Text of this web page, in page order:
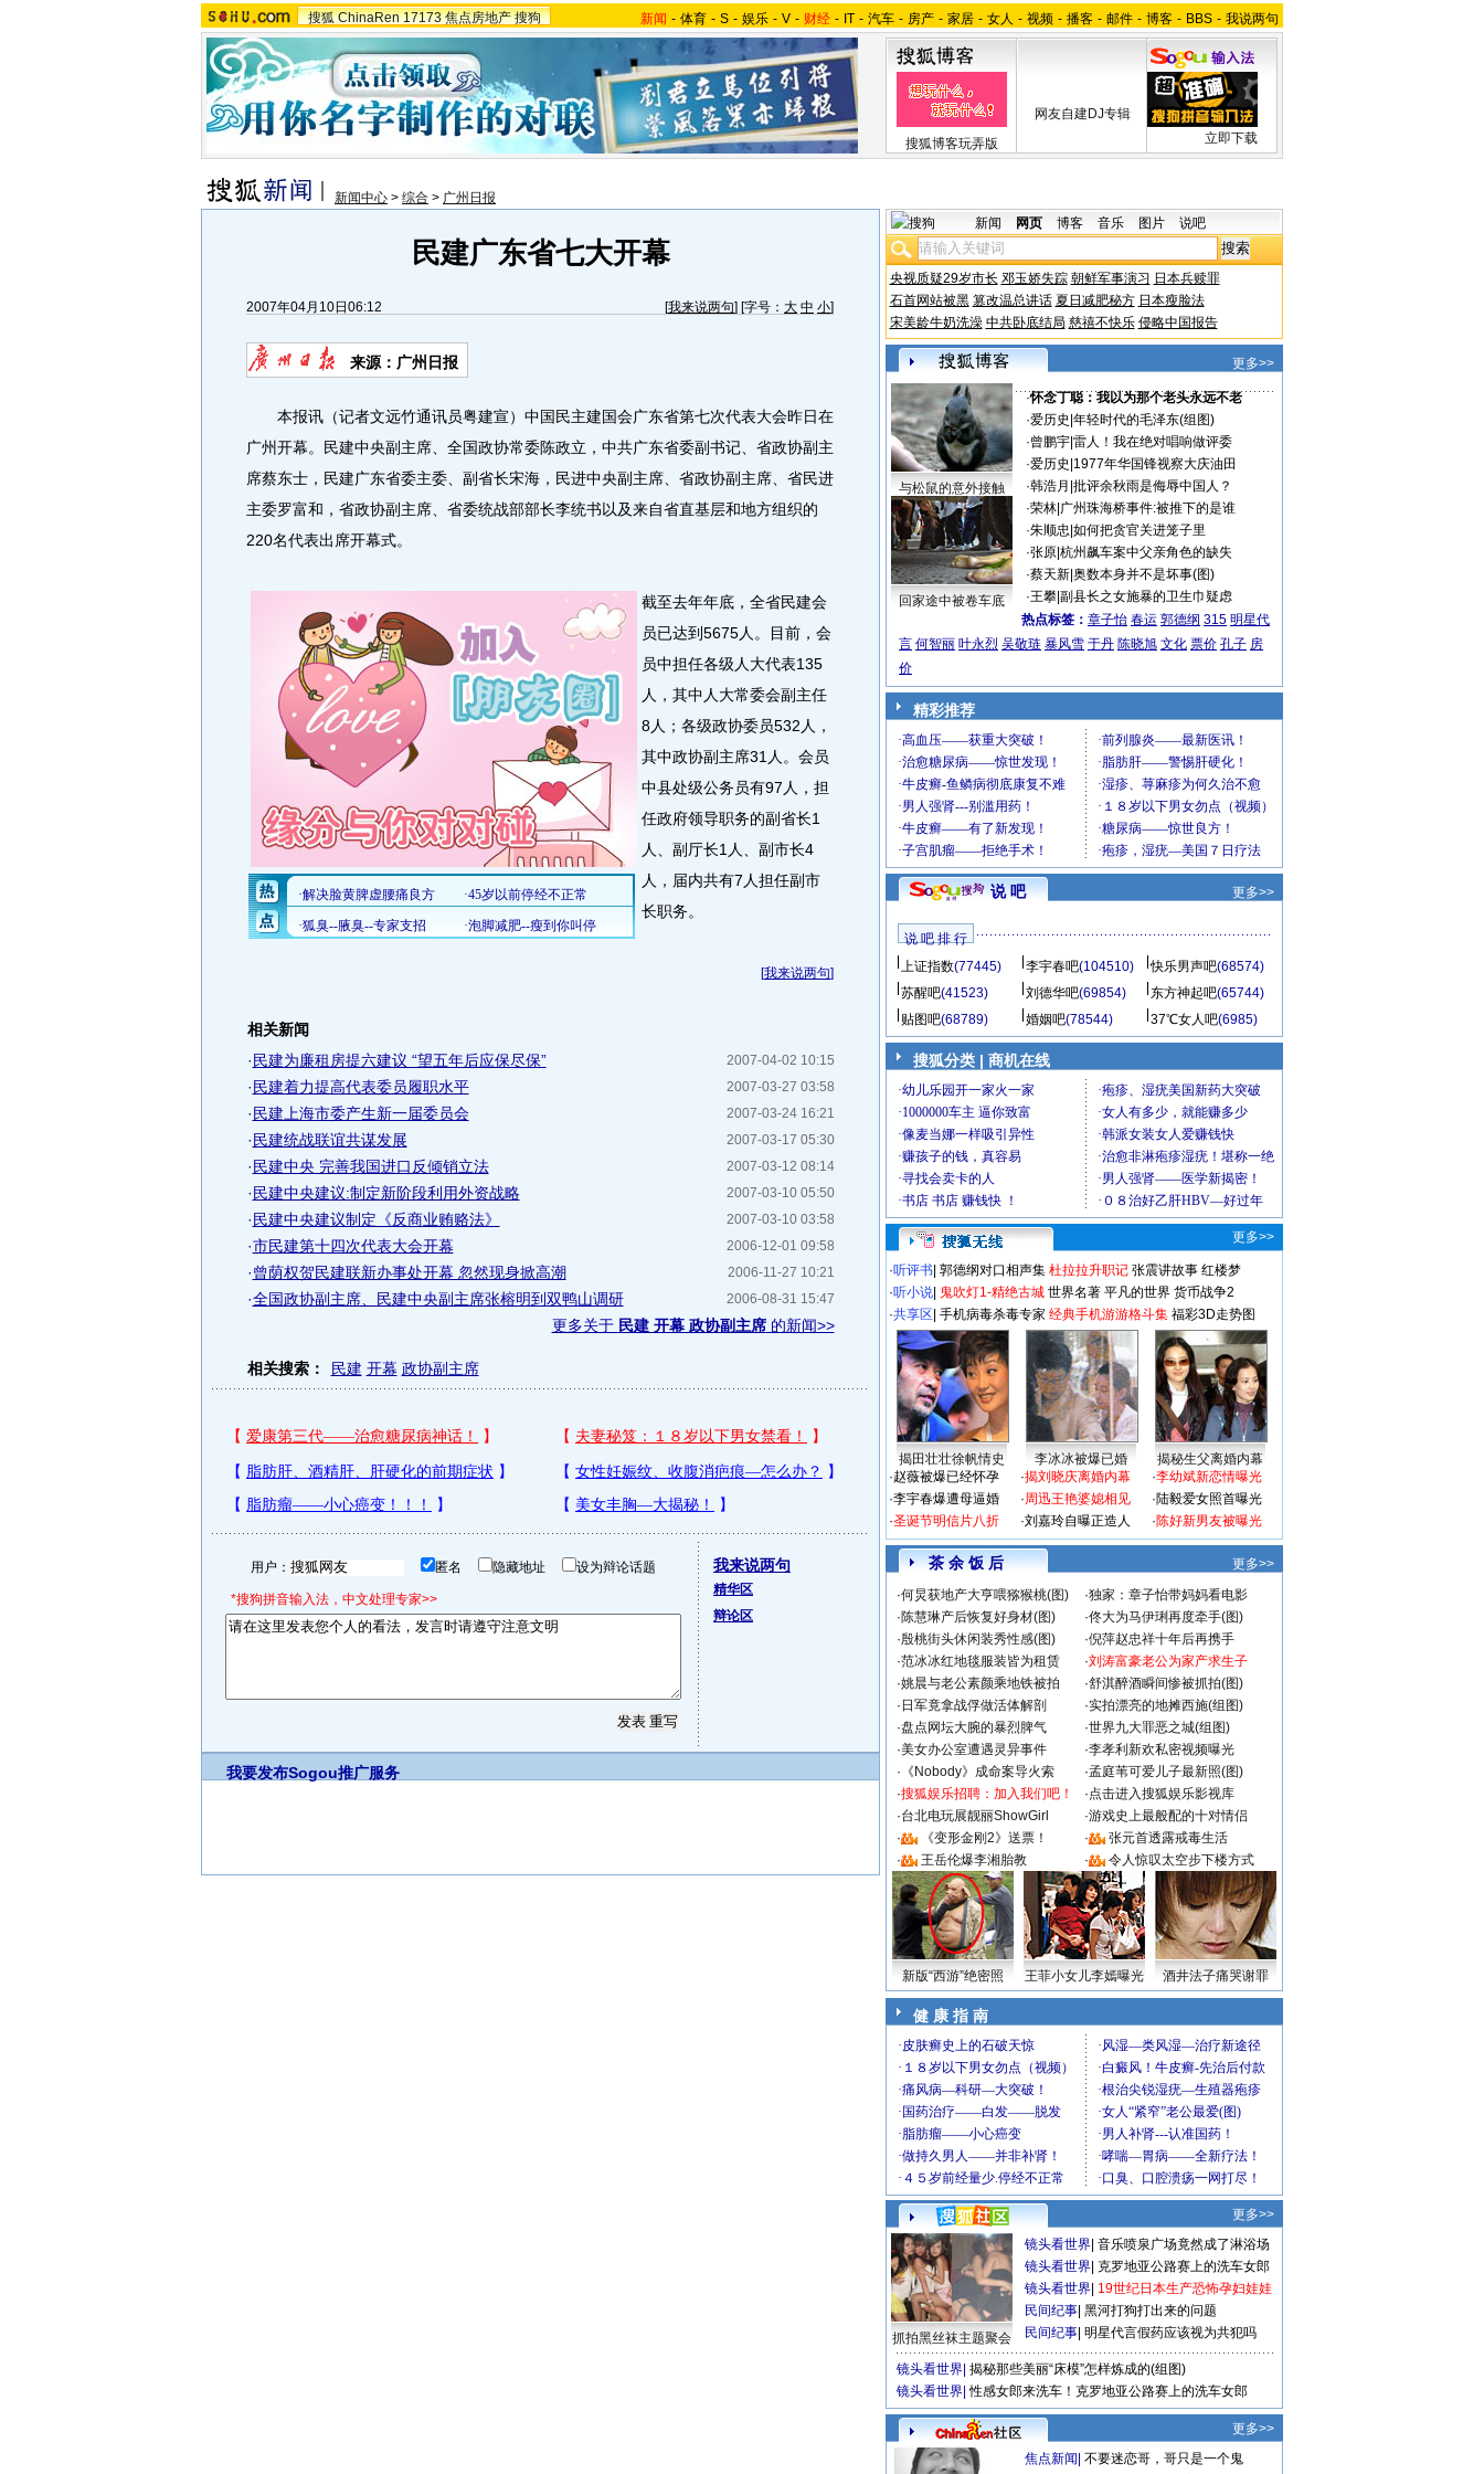
搜狐 ChinaRen 17173 焦点房地产 搜狗 新闻 - 体育 - S - 娱乐 - V - 财经 - IT - 汽车 - 房产 - 家居 - 女人 - 视频 - 播客 - 邮件 - 博客 - BBS - 我说两句
搜狐博客玩弄版
网友自建DJ专辑
立即下载
新闻中心 > 综合 > 广州日报
民建广东省七大开幕
2007年04月10日06:12 [我来说两句] [字号： 大 中 小]
来源：广州日报
本报讯（记者文远竹通讯员粤建宣）中国民主建国会广东省第七次代表大会昨日在
广州开幕。民建中央副主席、全国政协常委陈政立，中共广东省委副书记、省政协副主
席蔡东士，民建广东省委主委、副省长宋海，民进中央副主席、省政协副主席、省民进
主委罗富和，省政协副主席、省委统战部部长李统书以及来自省直基层和地方组织的
220名代表出席开幕式。
截至去年年底，全省民建会
员已达到5675人。目前，会
员中担任各级人大代表135
人，其中人大常委会副主任
8人；各级政协委员532人，
其中政协副主席31人。会员
中县处级公务员有97人，担
任政府领导职务的副省长1
人、副厅长1人、副市长4
人，届内共有7人担任副市
长职务。
[我来说两句]
相关新闻
2007-04-02 10:15
· 民建为廉租房提六建议 “望五年后应保尽保”
2007-03-27 03:58
· 民建着力提高代表委员履职水平
2007-03-24 16:21
· 民建上海市委产生新一届委员会
2007-03-17 05:30
· 民建统战联谊共谋发展
2007-03-12 08:14
· 民建中央 完善我国进口反倾销立法
2007-03-10 05:50
· 民建中央建议:制定新阶段利用外资战略
2007-03-10 03:58
· 民建中央建议制定《反商业贿赂法》
2006-12-01 09:58
·市民建第十四次代表大会开幕
2006-11-27 10:21
·曾荫权贺民建联新办事处开幕 忽然现身掀高潮
2006-08-31 15:47
·全国政协副主席、民建中央副主席张榕明到双鸭山调研
更多关于 民建 开幕 政协副主席的新闻>>
相关搜索： 民建 开幕 政协副主席
用户： 匿名 隐藏地址 设为辩论话题
*搜狗拼音输入法，中文处理专家>>
我来说两句
精华区
辩论区
我要发布Sogou推广服务
新闻 网页 博客 音乐 图片 说吧
央视质疑29岁市长 邓玉娇失踪 朝鲜军事演习 日本兵赎罪
石首网站被黑 篡改温总讲话 夏日减肥秘方 日本瘦脸法
宋美龄牛奶洗澡 中共卧底结局 慈禧不快乐 侵略中国报告
更多>>
与松鼠的意外接触
回家途中被卷车底
·怀念丁聪：我以为那个老头永远不老
·爱历史 年轻时代的毛泽东(组图)
·曾鹏宇| 雷人！我在绝对唱响做评委
·爱历史 1977年华国锋视察大庆油田
·韩浩月 批评余秋雨是侮辱中国人？
·荣林| 广州珠海桥事件:被推下的是谁
·朱顺忠 如何把贪官关进笼子里
·张原| 杭州飙车案中父亲角色的缺失
·蔡天新| 奥数本身并不是坏事(图)
·王攀| 副县长之女施暴的卫生巾疑虑
热点标签： 章子怡 春运 郭德纲 315 明星代
言 何智丽 叶永烈 吴敬琏 暴风雪 于丹 陈晓旭 文化 票价 孔子 房
价
精彩推荐
说 吧 更多>>
说 吧 排 行
上证指数(77445) 李宇春吧(104510) 快乐男声吧(68574)
苏醒吧(41523) 刘德华吧(69854) 东方神起吧(65744)
贴图吧(68789) 婚姻吧(78544) 37℃女人吧(6985)
搜狐分类 | 商机在线
更多>>
·听评书 郭德纲对口相声集 杜拉拉升职记 张震讲故事 红楼梦
·听小说 鬼吹灯1-精绝古城 世界名著 平凡的世界 货币战争2
·共享区 手机病毒杀毒专家 经典手机游游格斗集 福彩3D走势图
揭田壮壮徐帆情史 李冰冰被爆已婚
揭秘生父离婚内幕
·赵薇被爆已经怀孕
·李宇春爆遭母逼婚
·圣诞节明信片八折
·揭刘晓庆离婚内幕
·周迅王艳婆媳相见
·刘嘉玲自曝正造人
·李幼斌新恋情曝光
·陆毅爱女照首曝光
·陈好新男友被曝光
茶 余 饭 后
更多>>
·何炅获地产大亨喂猕猴桃(图) ·独家：章子怡带妈妈看电影
·陈慧琳产后恢复好身材(图) ·佟大为马伊琍再度牵手(图)
·殷桃街头休闲装秀性感(图) ·倪萍赵忠祥十年后再携手
·范冰冰红地毯服装皆为租赁 ·刘涛富豪老公为家产求生子
·姚晨与老公素颜乘地铁被拍 ·舒淇醉酒瞬间惨被抓拍(图)
· 日军竟拿战俘做活体解剖 ·实拍漂亮的地摊西施(组图)
·盘点网坛大腕的暴烈脾气 ·世界九大罪恶之城(组图)
·美女办公室遭遇灵异事件 ·李孝利新欢私密视频曝光
· 《Nobody》成命案导火索 ·孟庭苇可爱儿子最新照(图)
·搜狐娱乐招聘：加入我们吧！ ·点击进入搜狐娱乐影视库
·台北电玩展靓丽ShowGirl ·游戏史上最般配的十对情侣
·
《变形金刚2》送票！ ·
张元首透露戒毒生活
·
王岳伦爆李湘胎教 · 令人惊叹太空步下楼方式
新版“西游”绝密照 王菲小女儿李嫣曝光 酒井法子痛哭谢罪
健 康 指 南
更多>>
抓拍黑丝袜主题聚会
镜头看世界 音乐喷泉广场竟然成了淋浴场
镜头看世界 克罗地亚公路赛上的洗车女郎
镜头看世界 19世纪日本生产恐怖孕妇娃娃
民间纪事 黑河打狗打出来的问题
民间纪事 明星代言假药应该视为共犯吗
镜头看世界 揭秘那些美丽“床模”怎样炼成的(组图)
镜头看世界 性感女郎来洗车！克罗地亚公路赛上的洗车女郎
更多>>
焦点新闻 不要迷恋哥，哥只是一个鬼